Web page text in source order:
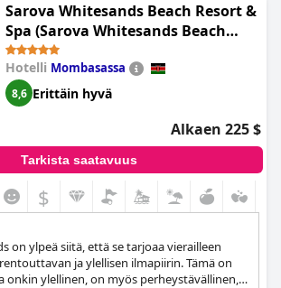
Sarova Whitesands Beach Resort &
Spa (Sarova Whitesands Beach
Resort & Spa, Mombasa)
Hotelli Mombasassa
8,6 Erittäin hyvä
Alkaen 225 $
Tarkista saatavuus
$
on ylpeä siitä, että se tarjoaa vierailleen
ja ylellisen ilmapiirin. Tämä on
onkin ylellinen, on myös perheystävällinen,